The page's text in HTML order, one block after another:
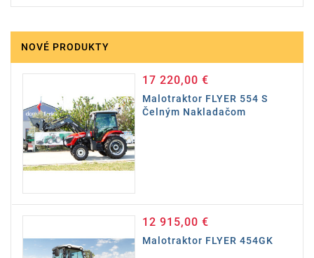
NOVÉ PRODUKTY
17 220,00 €Cena
Malotraktor FLYER 554 S
Čelným Nakladačom
12 915,00 €Cena
Malotraktor FLYER 454GK